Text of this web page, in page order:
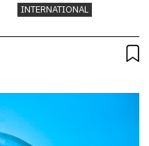
INTERNATIONAL